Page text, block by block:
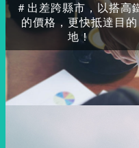
＃出差跨縣市，以搭高
的價格，更快抵達目的
地！